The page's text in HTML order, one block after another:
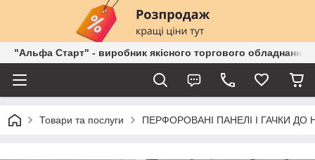
"Альфа Старт" - виробник якісного торгового обладнання
Товари та послуги ПЕРФОРОВАНІ ПАНЕЛІ І ГАЧКИ ДО